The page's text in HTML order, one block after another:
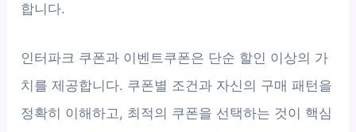
합니다.
인터파크 쿠폰과 이벤트쿠폰은 단순 할인 이상의 가
치를 제공합니다. 쿠폰별 조건과 자신의 구매 패턴을
정확히 이해하고, 최적의 쿠폰을 선택하는 것이 핵심